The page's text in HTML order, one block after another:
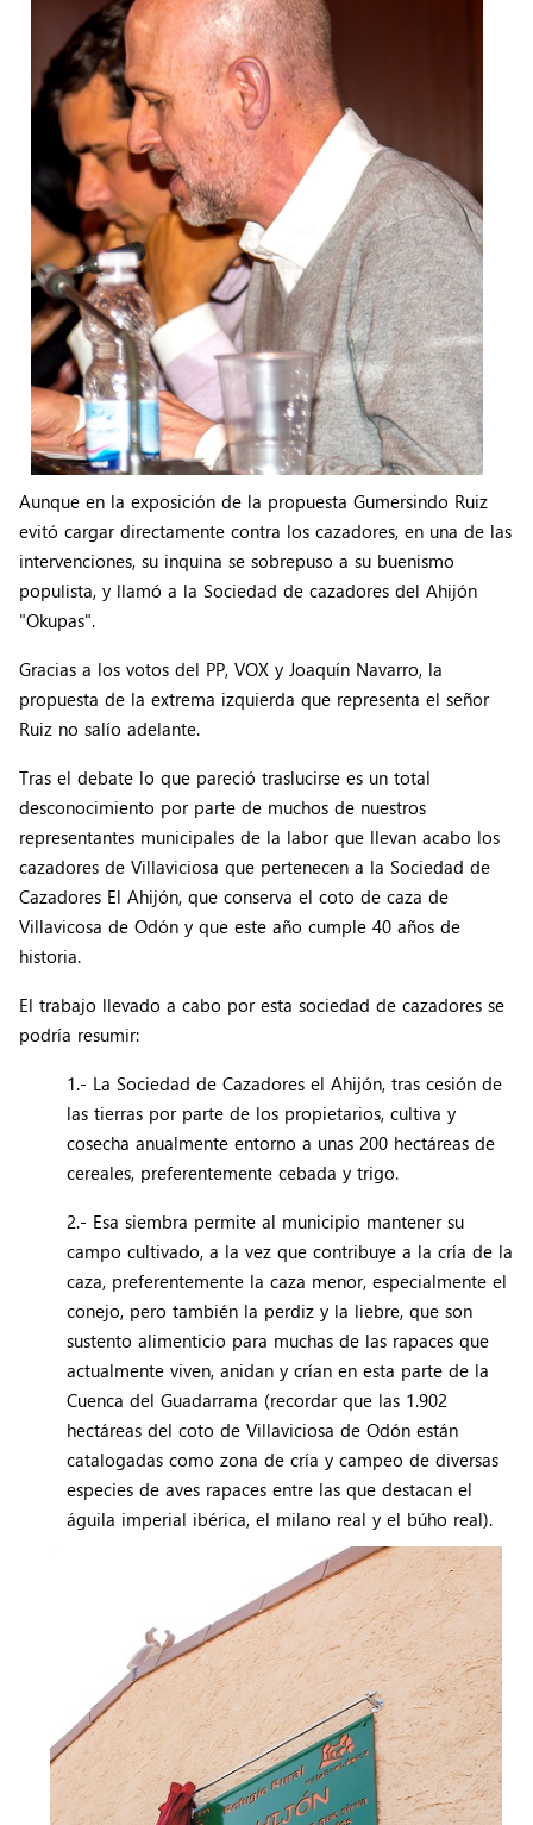
Aunque en la exposición de la propuesta Gumersindo Ruiz
evitó cargar directamente contra los cazadores, en una de las
intervenciones, su inquina se sobrepuso a su buenismo
populista, y llamó a la Sociedad de cazadores del Ahijón
"Okupas".
Gracias a los votos del PP, VOX y Joaquín Navarro, la
propuesta de la extrema izquierda que representa el señor
Ruiz no salío adelante.
Tras el debate lo que pareció traslucirse es un total
desconocimiento por parte de muchos de nuestros
representantes municipales de la labor que llevan acabo los
cazadores de Villaviciosa que pertenecen a la Sociedad de
Cazadores El Ahijón, que conserva el coto de caza de
Villavicosa de Odón y que este año cumple 40 años de
historia.
El trabajo llevado a cabo por esta sociedad de cazadores se
podría resumir:
1.- La Sociedad de Cazadores el Ahijón, tras cesión de
las tierras por parte de los propietarios, cultiva y
cosecha anualmente entorno a unas 200 hectáreas de
cereales, preferentemente cebada y trigo.
2.- Esa siembra permite al municipio mantener su
campo cultivado, a la vez que contribuye a la cría de la
caza, preferentemente la caza menor, especialmente el
conejo, pero también la perdiz y la liebre, que son
sustento alimenticio para muchas de las rapaces que
actualmente viven, anidan y crían en esta parte de la
Cuenca del Guadarrama (recordar que las 1.902
hectáreas del coto de Villaviciosa de Odón están
catalogadas como zona de cría y campeo de diversas
especies de aves rapaces entre las que destacan el
águila imperial ibérica, el milano real y el búho real).